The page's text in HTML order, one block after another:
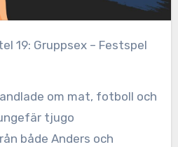
om mat, fotboll och
tjugo
både Anders och